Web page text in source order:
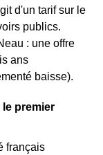
d'un tarif sur le
publics.
: une offre
ans
baisse).
premier
français